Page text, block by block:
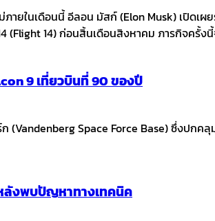
ยในเดือนนี้ อีลอน มัสก์ (Elon Musk) เปิดเ
14) ก่อนสิ้นเดือนสิงหาคม ภารกิจครั้ง
9 เที่ยวบินที่ 90 ของปี
(Vandenberg Space Force Base) ซึ่งปกค
ลังพบปัญหาทางเทคนิค